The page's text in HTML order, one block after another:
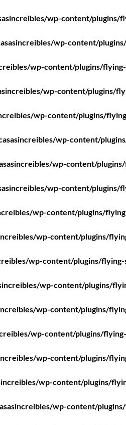
wp-content/plugins/
wp-content/
wp-content/plugins/
wp-content/plugins/
wp-content/plugins/
wp-content/
wp-content/
wp-content/plugins/
wp-content/plugins/
wp-content/plugins/
wp-content/plugins/
wp-content/plugins/
wp-content/plugins/
wp-content/plugins/
wp-content/plugins/
wp-content/plugins/
wp-content/